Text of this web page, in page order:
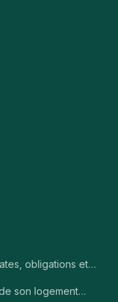
obligations et…
son logement…